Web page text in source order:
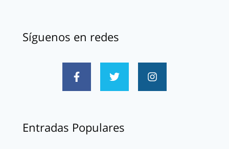
Síguenos en redes
Entradas Populares